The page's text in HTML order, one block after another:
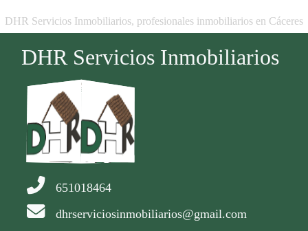
DHR Servicios Inmobiliarios, profesionales inmobiliarios en Cáceres
DHR Servicios Inmobiliarios
651018464
dhrserviciosinmobiliarios@gmail.com